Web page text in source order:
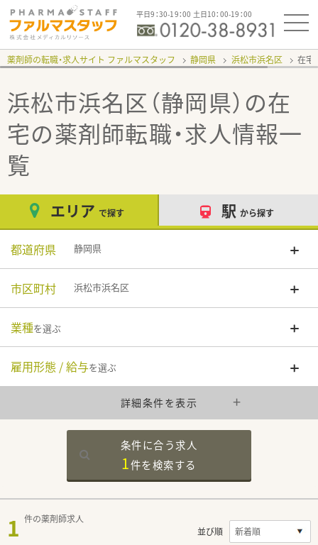
平日9：30-19：00 土日10：00-19：00
薬剤師の転職・求人サイト ファルマスタッフ 静岡県 浜松市浜名区 在宅
浜松市浜名区（静岡県）の在
宅の薬剤師転職・求人情報一
覧
エリア で探す 駅 から探す
都道府県 静岡県
市区町村 浜松市浜名区
業種を選ぶ
雇用形態 / 給与を選ぶ
詳細条件を表示
条件に合う求人
1件を検索する
1 件の薬剤師求人
並び順